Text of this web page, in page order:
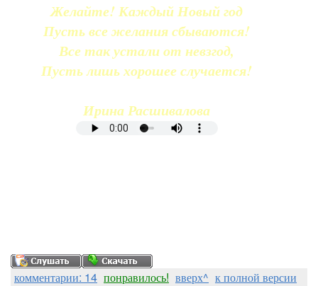
Желайте! Каждый Новый год
Пусть все желания сбываются!
Все так устали от невзгод,
Пусть лишь хорошее случается!
Ирина Расшивалова
комментарии: 14 понравилось! вверх^ к полной версии